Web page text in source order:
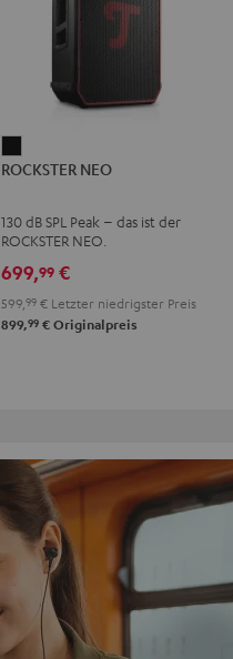
NEO
ROCKSTER NEO
130 dB SPL Peak – das ist der
ROCKSTER NEO.
699,99 €
599,99 € Letzter niedrigster Preis
899,99 € Originalpreis